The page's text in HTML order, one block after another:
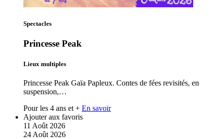
Spectacles
Princesse Peak
Lieux multiples
Princesse Peak Gaïa Papleux. Contes de fées revisités, en
suspension,…
Pour les 4 ans et + En savoir
Ajouter aux favoris
11 Août 2026
24 Août 2026